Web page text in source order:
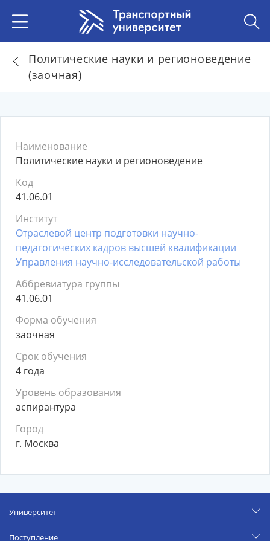
Политические науки и регионоведение
(заочная)
Наименование
Политические науки и регионоведение
Код
41.06.01
Институт
Отраслевой центр подготовки научно-
педагогических кадров высшей квалификации
Управления научно-исследовательской работы
Аббревиатура группы
41.06.01
Форма обучения
заочная
Срок обучения
4 года
Уровень образования
аспирантура
Город
г. Москва
Университет
Поступление